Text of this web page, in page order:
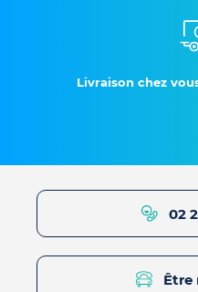
Livraison chez
02
Être